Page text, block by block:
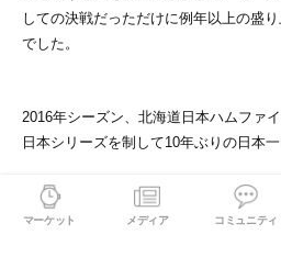
しての決戦だっただけに例年以上の盛
でした。
2016年シーズン、北海道日本ハムファ
日本シリーズを制して10年ぶりの日本一
両チームともに熱狂的なファンの後押
マーケット メディア コミュニティ